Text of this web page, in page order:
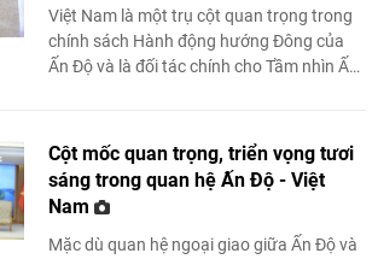
Việt Nam là một trụ cột quan trọng trong
chính sách Hành động hướng Đông của
Ấn Độ và là đối tác chính cho Tầm nhìn Ấn
Cột mốc quan trọng, triển vọng tươi
sáng trong quan hệ Ấn Độ - Việt
Nam
Mặc dù quan hệ ngoại giao giữa Ấn Độ và